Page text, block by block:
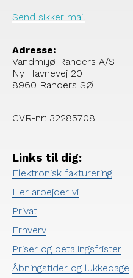
Send sikker mail
Adresse:
Vandmiljø Randers A/S
Ny Havnevej 20
8960 Randers SØ
CVR-nr: 32285708
Links til dig:
Elektronisk fakturering
Her arbejder vi
Privat
Erhverv
Priser og betalingsfrister
Åbningstider og lukkedage